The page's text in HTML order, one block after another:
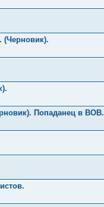
(Черновик).
Попаданец в ВОВ.